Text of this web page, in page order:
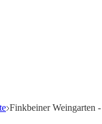
Finkbeiner Weingarten -